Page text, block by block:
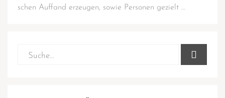
schen Auf­fand erzeu­gen, sowie Per­so­nen gezielt …